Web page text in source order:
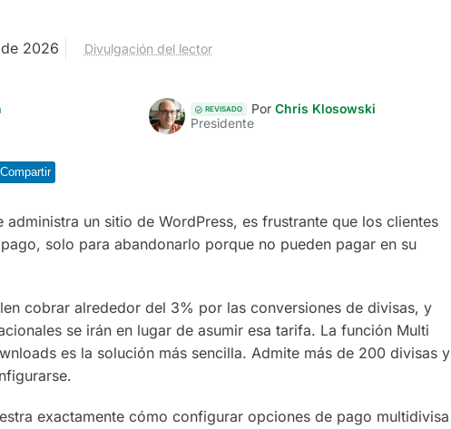
2026 Divulgación del lector
REVISADO Por Chris Klosowski
Presidente
Compartir
administra un sitio de WordPress, es frustrante que los clientes
solo para abandonarlo porque no pueden pagar en su
cobrar alrededor del 3% por las conversiones de divisas, y
se irán en lugar de asumir esa tarifa. La función Multi
es la solución más sencilla. Admite más de 200 divisas y
exactamente cómo configurar opciones de pago multidivisa